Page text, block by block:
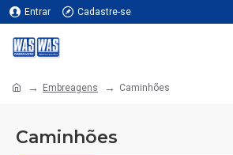
Entrar Cadastre-se
Embreagens Caminhões
Caminhões